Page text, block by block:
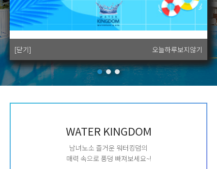
[닫기] 오늘하루보지않기
[닫기] 오늘하루보지않기
[닫기] 오늘하루보지않기
[닫기] 오늘하루보지않기
WATER KINGDOM
남녀노소 즐거운 워터킹덤의
매력 속으로 풍덩 빠져보세요~!